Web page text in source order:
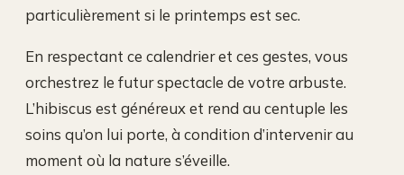
particulièrement si le printemps est sec.
En respectant ce calendrier et ces gestes, vous
orchestrez le futur spectacle de votre arbuste.
L’hibiscus est généreux et rend au centuple les
soins qu’on lui porte, à condition d’intervenir au
moment où la nature s’éveille.